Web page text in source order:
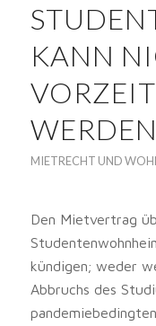
KANN
WERDEN
MIETRECHT UND
Den Mietvertrag
kündigen; weder
Abbruchs des